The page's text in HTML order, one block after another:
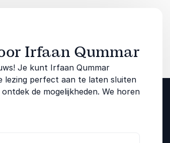
Irfaan Qummar
Je kunt Irfaan Qummar
lezing perfect aan te laten sluiten
de mogelijkheden. We horen